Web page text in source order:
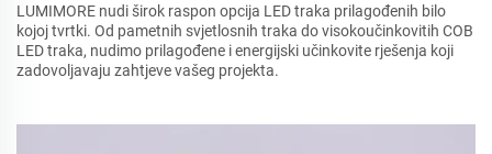
LUMIMORE nudi širok raspon opcija LED traka prilagođenih bilo
kojoj tvrtki. Od pametnih svjetlosnih traka do visokoučinkovitih COB
LED traka, nudimo prilagođene i energijski učinkovite rješenja koji
zadovoljavaju zahtjeve vašeg projekta.